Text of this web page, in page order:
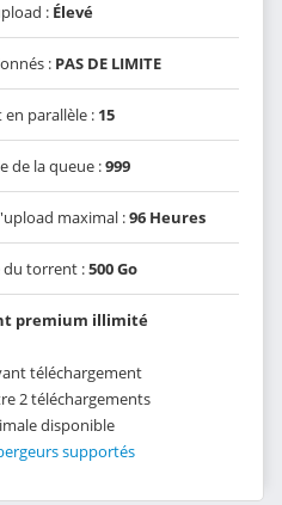
: Élevé
: PAS DE LIMITE
parallèle : 15
de la queue :999
maximal :96 Heures
du torrent :500 Go
premium illimité
téléchargement
2 téléchargements
disponible
supportés